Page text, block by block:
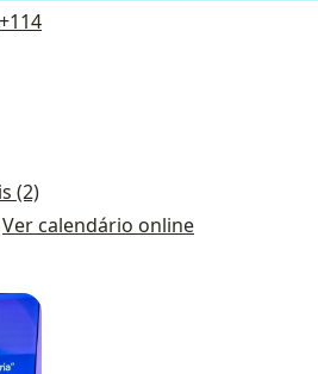
+114a11y_sr_more_diseases
(2)
Ver calendário online